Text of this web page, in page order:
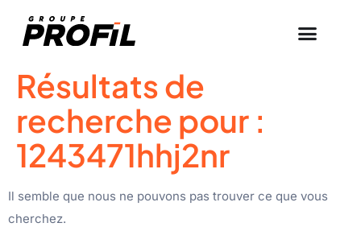
Résultats de
recherche pour :
1243471hhj2nr
Il semble que nous ne pouvons pas trouver ce que vous
cherchez.